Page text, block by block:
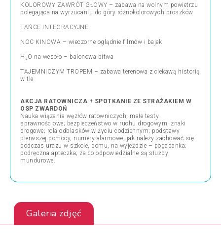
KOLOROWY ZAWRÓT GŁOWY – zabawa na wolnym powietrzu
polegająca na wyrzucaniu do góry różnokolorowych proszków
TAŃCE INTEGRACYJNE
NOC KINOWA – wieczorne oglądnie filmów i bajek
H₂O na wesoło – balonowa bitwa
TAJEMNICZYM TROPEM – zabawa terenowa z ciekawą historią
w tle
AKCJA RATOWNICZA + SPOTKANIE ZE STRAŻAKIEM W
OSP ZWARDOŃ
Nauka wiązania węzłów ratowniczych; małe testy
sprawnościowe; bezpieczeństwo w ruchu drogowym, znaki
drogowe; rola odblasków w życiu codziennym; podstawy
pierwszej pomocy, numery alarmowe; jak należy zachować się
podczas urazu w szkole, domu, na wyjeździe – pogadanka;
podręczna apteczka; za co odpowiedzialne są służby
mundurowe.
Galeria zdjęć